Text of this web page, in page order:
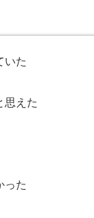
いた
思えた
った